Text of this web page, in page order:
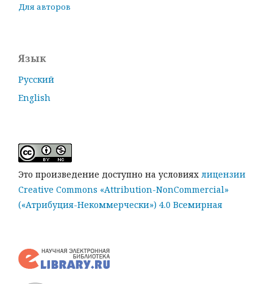
Для авторов
Язык
Русский
English
Это произведение доступно на условиях лицензии
Creative Commons «Attribution-NonCommercial»
(«Атрибуция-Некоммерчески») 4.0 Всемирная